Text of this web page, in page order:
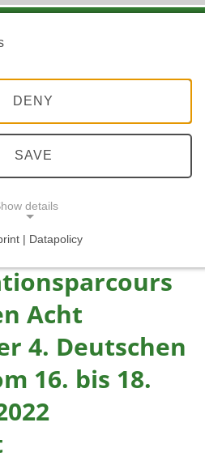
Acht
4. Deutschen
16. bis 18.
DENY
SAVE
details
| Datapolicy